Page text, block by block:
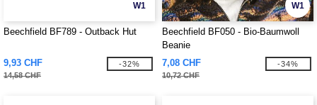
W1
Beechfield BF789 - Outback Hut
9,93 CHF
14,58 CHF
-32%
W1
Beechfield BF050 - Bio-Baumwoll
Beanie
7,08 CHF
10,72 CHF
-34%